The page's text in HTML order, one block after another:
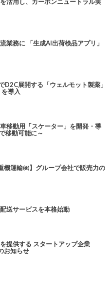
活用し、カーボンニュートラル実
業務に 「生成AI出荷検品アプリ」
D2C展開する「ウェルモット製薬」
導入
移動用「スケーター」を開発・導
移動可能に～
機運輸㈱】グループ会社で販売力の
送サービスを本格始動
提供する スタートアップ企業
お知らせ